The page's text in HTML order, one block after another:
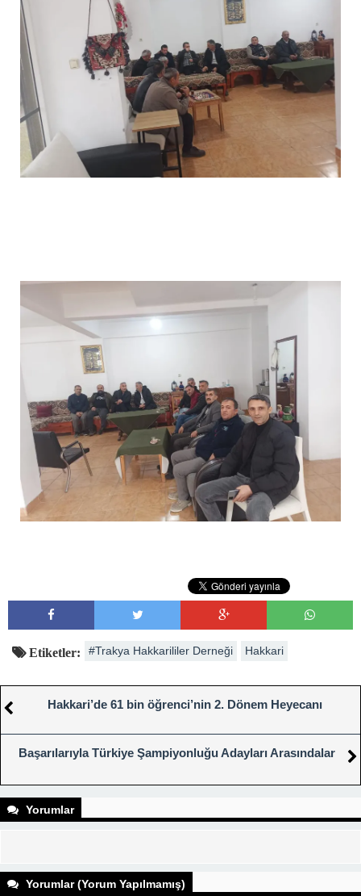
Etiketler: #Trakya Hakkarililer Derneği Hakkari
Hakkari’de 61 bin öğrenci’nin 2. Dönem Heyecanı
Başarılarıyla Türkiye Şampiyonluğu Adayları Arasındalar
Yorumlar
Yorumlar (Yorum Yapılmamış)